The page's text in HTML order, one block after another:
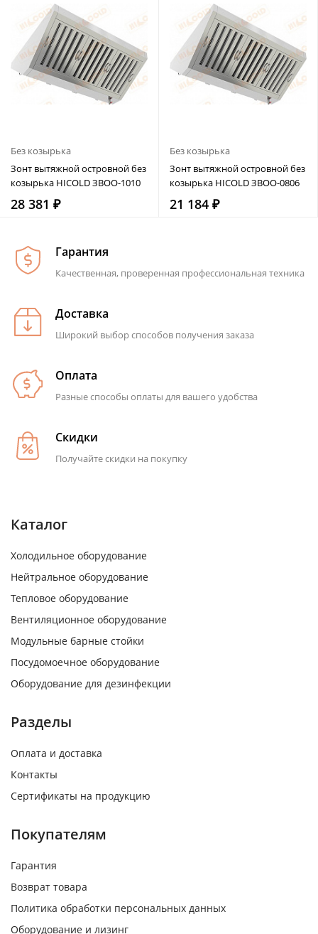
Без козырька
Зонт вытяжной островной без
козырька HICOLD ЗВОО-1010
28 381 ₽
Без козырька
Зонт вытяжной островной без
козырька HICOLD ЗВОО-0806
21 184 ₽
Гарантия
Качественная, проверенная профессиональная техника
Доставка
Широкий выбор способов получения заказа
Оплата
Разные способы оплаты для вашего удобства
Скидки
Получайте скидки на покупку
Каталог
Холодильное оборудование
Нейтральное оборудование
Тепловое оборудование
Вентиляционное оборудование
Модульные барные стойки
Посудомоечное оборудование
Оборудование для дезинфекции
Разделы
Оплата и доставка
Контакты
Сертификаты на продукцию
Покупателям
Гарантия
Возврат товара
Политика обработки персональных данных
Оборудование и лизинг